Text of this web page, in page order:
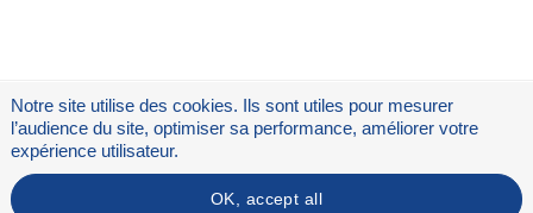
Flux RSS
Notre site utilise des cookies. Ils sont utiles pour mesurer
l’audience du site, optimiser sa performance, améliorer votre
expérience utilisateur.
OK, accept all